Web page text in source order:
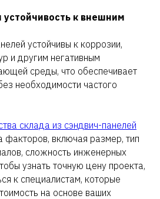
устойчивость к внешним
устойчивы к коррозии,
и другим негативным
среды, что обеспечивает
необходимости частого
склада из сэндвич-панелей
факторов, включая размер, тип
сложность инженерных
узнать точную цену проекта,
к специалистам, которые
на основе ваших